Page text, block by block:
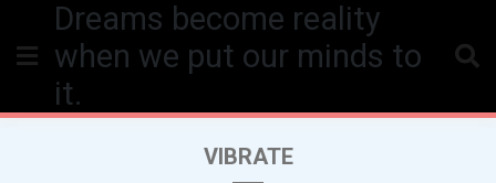
content
Dreams become reality
when we put our minds to
it.
VIBRATE